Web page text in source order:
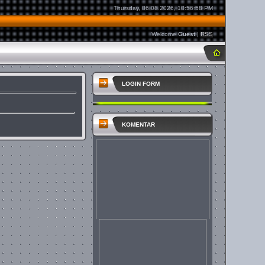
Thursday, 06.08.2026, 10:56:58 PM
Welcome Guest|RSS
LOGIN FORM
KOMENTAR